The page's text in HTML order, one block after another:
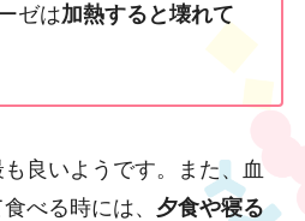
ゼは加熱すると壊れて
良いようです。また、血
べる時には、 夕食や寝る